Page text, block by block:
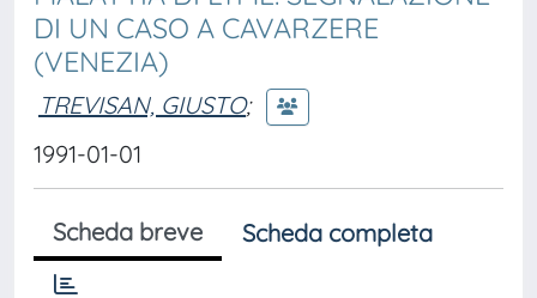
DI UN CASO A CAVARZERE
(VENEZIA)
TREVISAN, GIUSTO;
1991-01-01
Scheda breve Scheda completa